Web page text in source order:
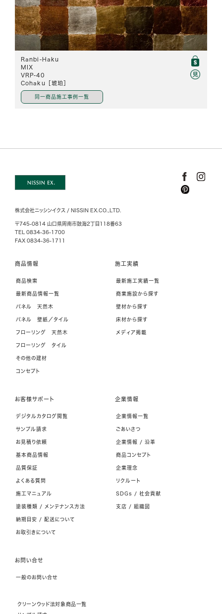
Ranbi-Haku
MIX
VRP-40
Cohaku ［琥珀］
同一商品施工事例一覧
株式会社ニッシンイクス / NISSIN EX.CO.,LTD.
〒745-0814 山口県周南市鼓海2丁目118番63
TEL 0834-36-1700
FAX 0834-36-1711
商品情報
商品検索
最新商品情報一覧
パネル 天然木
パネル 壁紙／タイル
フローリング 天然木
フローリング タイル
その他の建材
コンセプト
施工実績
最新施工実績一覧
商業施設から探す
壁材から探す
床材から探す
メディア掲載
お客様サポート
デジタルカタログ閲覧
サンプル請求
お見積り依頼
基本商品情報
品質保証
よくある質問
施工マニュアル
塗装種類 / メンテナンス方法
納期目安 / 配送について
お取引きについて
企業情報
企業情報一覧
ごあいさつ
企業情報 / 沿革
商品コンセプト
企業理念
リクルート
SDGs / 社会貢献
支店 / 組織図
お問い合せ
一般のお問い合せ
クリーンウッド法対象商品一覧